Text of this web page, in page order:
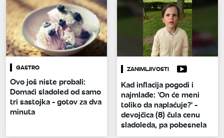
GASTRO
Ovo još niste probali:
Domaći sladoled od samo
tri sastojka - gotov za dva
minuta
ZANIMLJIVOSTI
Kad inflacija pogodi i
najmlađe: 'On će meni
toliko da naplaćuje?' -
devojčica (8) čula cenu
sladoleda, pa pobesnela